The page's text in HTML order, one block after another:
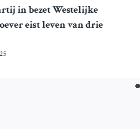
in bezet Westelijke
eist leven van drie